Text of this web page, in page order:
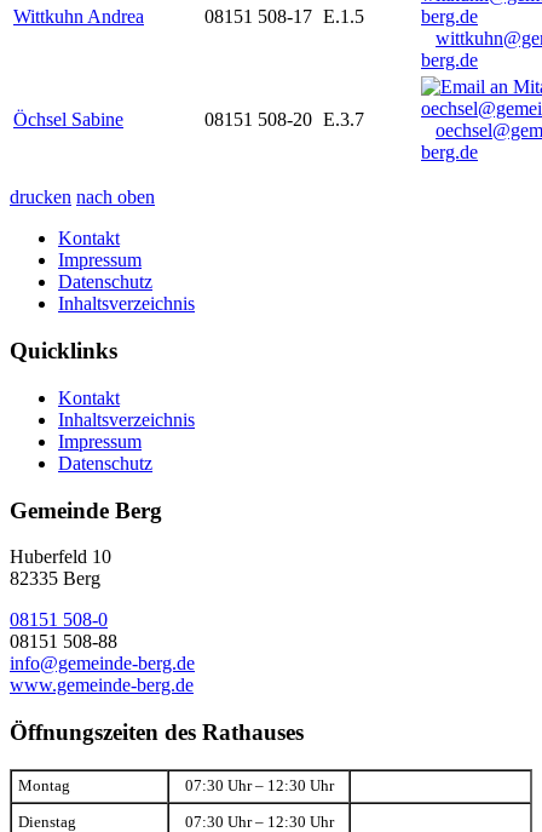
Wittkuhn Andrea 08151 508-17 E.1.5
berg.de
Öchsel Sabine 08151 508-20 E.3.7
berg.de
drucken nach oben
Kontakt
Impressum
Datenschutz
Inhaltsverzeichnis
Quicklinks
Kontakt
Inhaltsverzeichnis
Impressum
Datenschutz
Gemeinde Berg
Huberfeld 10
82335 Berg
08151 508-0
08151 508-88
info@gemeinde-berg.de
www.gemeinde-berg.de
Öffnungszeiten des Rathauses
Montag 07:30 Uhr – 12:30 Uhr
Dienstag 07:30 Uhr – 12:30 Uhr